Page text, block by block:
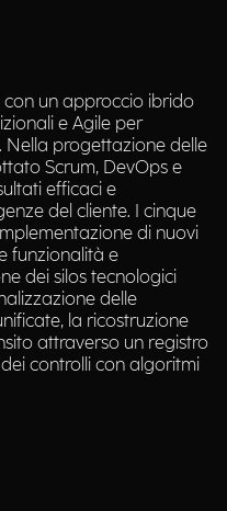
con un approccio ibrido
e Agile per
Nella progettazione delle
Scrum, DevOps e
efficaci e
del cliente. I cinque
di nuovi
funzionalità e
dei silos tecnologici
delle
la ricostruzione
attraverso un registro
controlli con algoritmi